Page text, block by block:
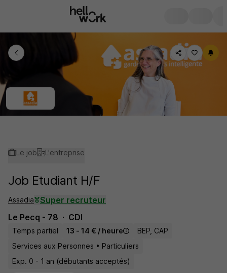
Le job L'entreprise
Job Etudiant H/F
Assadia
Super recruteur
Le Pecq - 78
CDI
Temps partiel 13 - 14 € / heure
BEP, CAP
Services aux Personnes • Particuliers
Exp. 0 - 1 an (débutants acceptés)